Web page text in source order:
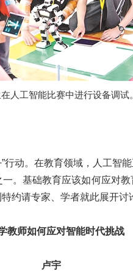
在人工智能比赛中进行设备调试
行动。在教育领域，人工智
。基础教育应该如何应对
约请专家、学者就此展开讨
教师如何应对智能时代挑战
卢宇